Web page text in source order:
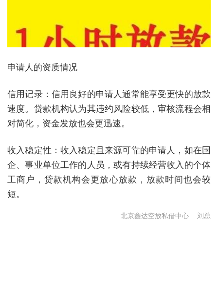
申请人的资质情况
信用记录：信用良好的申请人通常能享受更快的放款
速度。贷款机构认为其违约风险较低，审核流程会相
对简化，资金发放也会更迅速。
收入稳定性：收入稳定且来源可靠的申请人，如在国
企、事业单位工作的人员，或有持续经营收入的个体
工商户，贷款机构会更放心放款，放款时间也会较
短。
北京鑫达空放私借中心 刘总